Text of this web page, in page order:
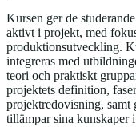
Kursen ger de
aktivt i projekt, med
produktionsutveckling.
integreras med
teori och praktiskt
projektets definition,
projektredovisning, samt
tillämpar sina kunskaper